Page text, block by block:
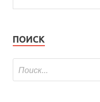
ПОИСК